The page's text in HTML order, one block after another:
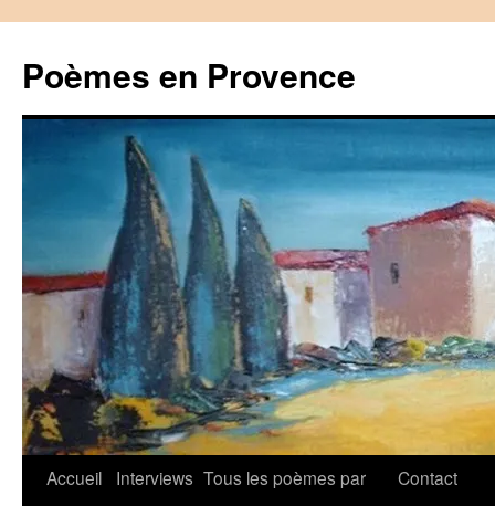
contenu
Poèmes en Provence
Accueil Interviews Tous les poèmes par
Contact